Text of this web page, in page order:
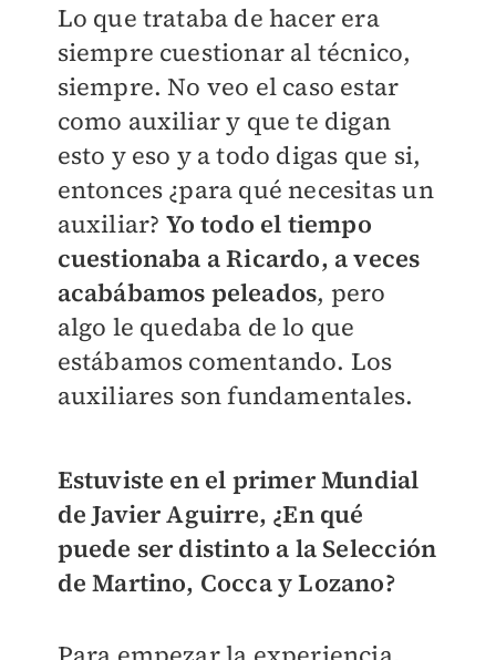
Lo que trataba de hacer era
siempre cuestionar al técnico,
siempre. No veo el caso estar
como auxiliar y que te digan
esto y eso y a todo digas que si,
entonces ¿para qué necesitas un
auxiliar? Yo todo el tiempo
cuestionaba a Ricardo, a veces
acabábamos peleados, pero
algo le quedaba de lo que
estábamos comentando. Los
auxiliares son fundamentales.
Estuviste en el primer Mundial
de Javier Aguirre, ¿En qué
puede ser distinto a la Selección
de Martino, Cocca y Lozano?